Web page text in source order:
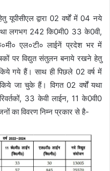
यूपीसीएल द्वारा 02 वर्षों में 04 नये
लगभग 242 कि0मी0 33 के0वी,
एल०टी० लाईनें प्रदेश भर में
पर विद्युत संतुलन बनाये रखने हेतु
गये हैं। साथ ही पिछले 02 वर्ष में
जा चुके हैं। विगत 02 वर्षों यथा
33 केवी लाईन, 11 के0वी0
का विवरण निम्न प्रकार से है-